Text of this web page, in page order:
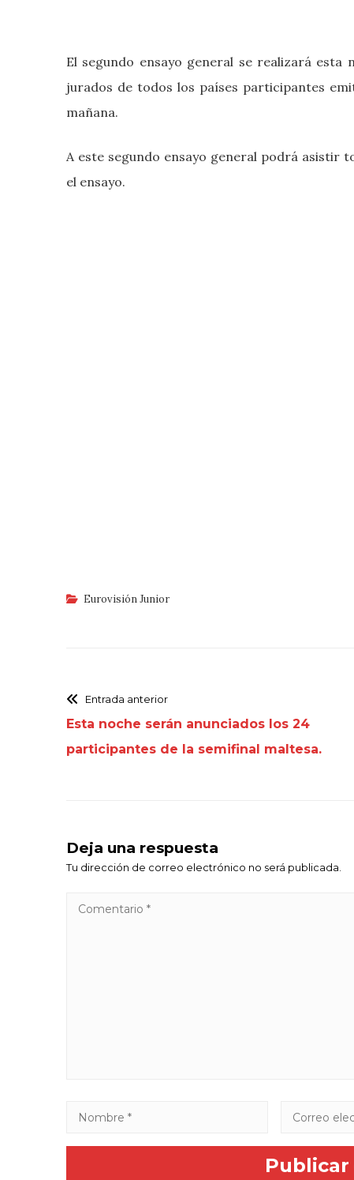
El segundo ensayo general se realizará esta
jurados de todos los países participantes
mañana.
A este segundo ensayo general podrá asistir
el ensayo.
Eurovisión Junior
Entrada anterior
Esta noche serán anunciados los 24
participantes de la semifinal maltesa.
Deja una respuesta
Tu dirección de correo electrónico no será publicada.